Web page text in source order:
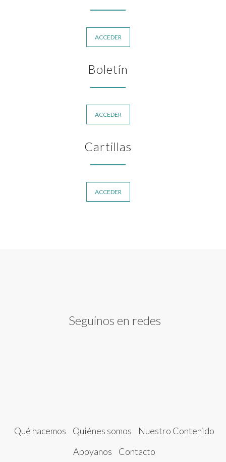
ACCEDER
Boletín
ACCEDER
Cartillas
ACCEDER
Seguinos en redes
Qué hacemos Quiénes somos
Nuestro Contenido
Apoyanos
Contacto